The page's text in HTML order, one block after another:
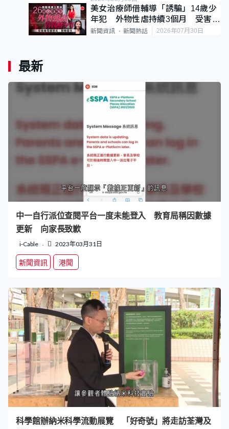
美女治療師借輔導「誘騙」14歲少
年犯 外物性虐持續3個月 受害者
母：要保護其他人
新聞資訊 新聞熱話 2026年07月30日
最新
中一自行派位查閱平台一度未能登入 教育局稱因數據
更新 向家長致歉
i-Cable 2023年03月31日
新聞資訊 港聞
科學館辦納米科學流動展覽 「好奇號」將走訪荃灣及